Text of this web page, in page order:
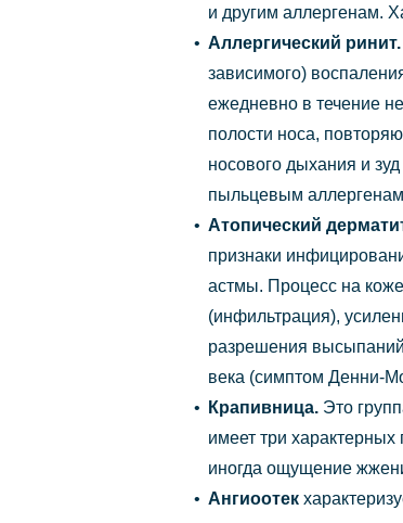
и другим аллергенам.
Аллергический ринит.
зависимого)
ежедневно в течение
полости носа,
носового дыхания и
пыльцевым
Атопический
признаки
астмы. Процесс на
(инфильтрация),
разрешения высыпаний
века (симптом Денни-
Крапивница. Это
имеет три
иногда ощущение
Ангиоотек